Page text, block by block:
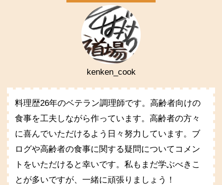
kenken_cook
料理歴26年のベテラン調理師です。高齢者向けの
食事を工夫しながら作っています。高齢者の方々
に喜んでいただけるよう日々努力しています。ブ
ログや高齢者の食事に関する疑問についてコメン
トをいただけると幸いです。私もまだ学ぶべきこ
とが多いですが、一緒に頑張りましょう！